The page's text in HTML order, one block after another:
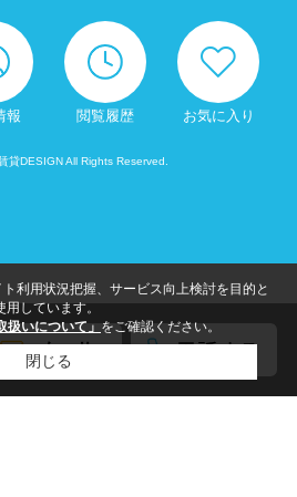
報 閲覧履歴 お気に入り
貸DESIGN All Rights Reserved.
利用状況把握、サービス向上検討を目的と
しています。
扱いについて」 をご確認ください。
閉じる